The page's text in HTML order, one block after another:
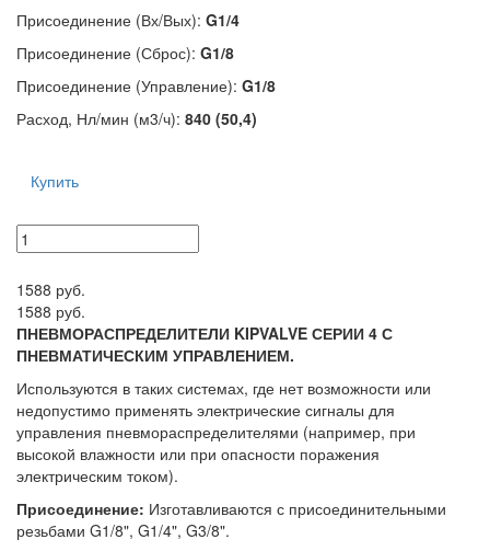
Присоединение (Вх/Вых): G1/4
Присоединение (Сброс): G1/8
Присоединение (Управление): G1/8
Расход, Нл/мин (м3/ч): 840 (50,4)
Купить
1588 руб.
1588 руб.
ПНЕВМОРАСПРЕДЕЛИТЕЛИ KIPVALVE СЕРИИ 4 С
ПНЕВМАТИЧЕСКИМ УПРАВЛЕНИЕМ.
Используются в таких системах, где нет возможности или
недопустимо применять электрические сигналы для
управления пневмораспределителями (например, при
высокой влажности или при опасности поражения
электрическим током).
Присоединение: Изготавливаются с присоединительными
резьбами G1/8", G1/4", G3/8".